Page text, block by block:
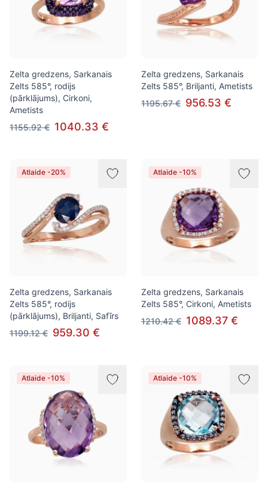
Zelta gredzens, Sarkanais
Zelts 585°, rodijs
(pārklājums), Cirkoni,
Ametists
1155.92 € 1040.33 €
Zelta gredzens, Sarkanais
Zelts 585°, Briljanti, Ametists
1195.67 € 956.53 €
Atlaide -20%
Zelta gredzens, Sarkanais
Zelts 585°, rodijs
(pārklājums), Briljanti, Safīrs
1199.12 € 959.30 €
Atlaide -10%
Zelta gredzens, Sarkanais
Zelts 585°, Cirkoni, Ametists
1210.42 € 1089.37 €
Atlaide -10% Atlaide -10%